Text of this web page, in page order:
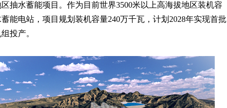
抽水蓄能项目。作为目前世界3500米以上高海拔地区装机容
能电站，项目规划装机容量240万千瓦，计划2028年实现首批
投产。